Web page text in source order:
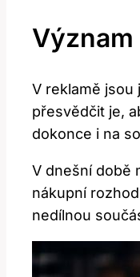
Význam
V reklamě jsou
přesvědčit je,
dokonce i na
V dnešní době
nákupní
nedílnou